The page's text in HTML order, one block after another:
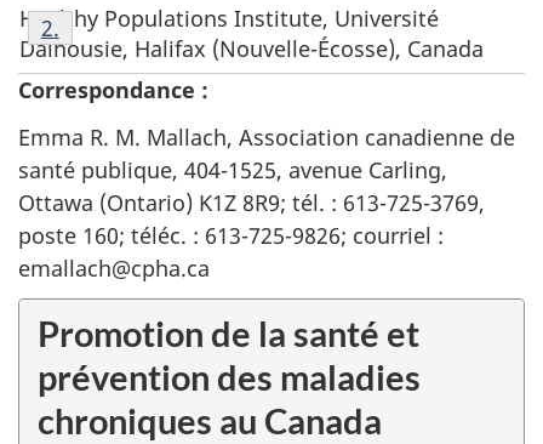
de
page
1.
Notes
de
bas
de
page
2.
Healthy Populations Institute, Université
Dalhousie, Halifax (Nouvelle-Écosse), Canada
Retour à la référence de la note de bas de page
2.
Correspondance :
Emma R. M. Mallach, Association canadienne de
santé publique, 404-1525, avenue Carling,
Ottawa (Ontario) K1Z 8R9; tél. : 613-725-3769,
poste 160; téléc. : 613-725-9826; courriel :
emallach@cpha.ca
Promotion de la santé et
prévention des maladies
chroniques au Canada